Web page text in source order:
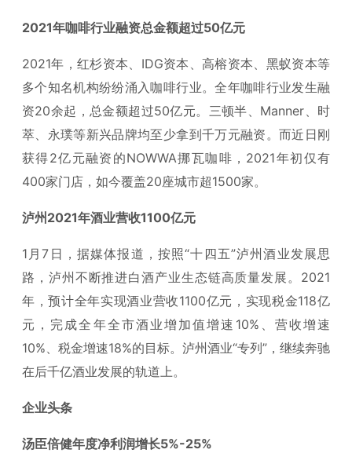
2021年咖啡行业融资总金额超过50亿元
2021年，红杉资本、IDG资本、高榕资本、黑蚁资本等
多个知名机构纷纷涌入咖啡行业。全年咖啡行业发生融
资20余起，总金额超过50亿元。三顿半、Manner、时
萃、永璞等新兴品牌均至少拿到千万元融资。而近日刚
获得2亿元融资的NOWWA挪瓦咖啡，2021年初仅有
400家门店，如今覆盖20座城市超1500家。
泸州2021年酒业营收1100亿元
1月7日，据媒体报道，按照“十四五”泸州酒业发展思
路，泸州不断推进白酒产业生态链高质量发展。2021
年，预计全年实现酒业营收1100亿元，实现税金118亿
元，完成全年全市酒业增加值增速10%、营收增速
10%、税金增速18%的目标。泸州酒业“专列”，继续奔驰
在后千亿酒业发展的轨道上。
企业头条
汤臣倍健年度净利润增长5%-25%